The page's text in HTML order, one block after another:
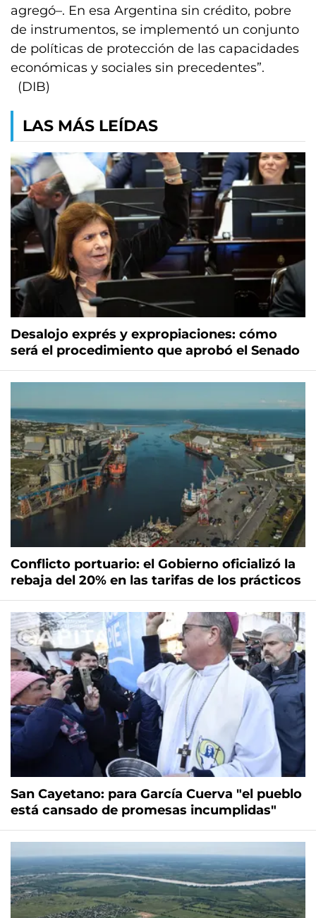
agregó–. En esa Argentina sin crédito, pobre
de instrumentos, se implementó un conjunto
de políticas de protección de las capacidades
económicas y sociales sin precedentes”.
(DIB)
LAS MÁS LEÍDAS
Desalojo exprés y expropiaciones: cómo
será el procedimiento que aprobó el Senado
Conflicto portuario: el Gobierno oficializó la
rebaja del 20% en las tarifas de los prácticos
San Cayetano: para García Cuerva "el pueblo
está cansado de promesas incumplidas"